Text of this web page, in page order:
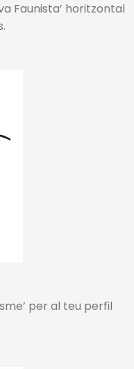
Faunista’ horitzontal
per al teu perfil